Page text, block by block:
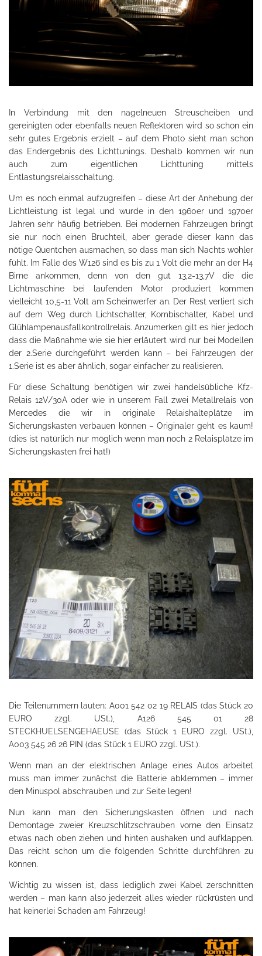
In Verbindung mit den nagelneuen Streuscheiben und
gereinigten oder ebenfalls neuen Reflektoren wird so schon ein
sehr gutes Ergebnis erzielt – auf dem Photo sieht man schon
das Endergebnis des Lichttunings. Deshalb kommen wir nun
auch zum eigentlichen Lichttuning mittels
Entlastungsrelaisschaltung.
Um es noch einmal aufzugreifen – diese Art der Anhebung der
Lichtleistung ist legal und wurde in den 1960er und 1970er
Jahren sehr häufig betrieben. Bei modernen Fahrzeugen bringt
sie nur noch einen Bruchteil, aber gerade dieser kann das
nötige Quentchen ausmachen, so dass man sich Nachts wohler
fühlt. Im Falle des W126 sind es bis zu 1 Volt die mehr an der H4
Birne ankommen, denn von den gut 13,2-13,7V die die
Lichtmaschine bei laufenden Motor produziert kommen
vielleicht 10,5-11 Volt am Scheinwerfer an. Der Rest verliert sich
auf dem Weg durch Lichtschalter, Kombischalter, Kabel und
Glühlampenausfallkontrollrelais. Anzumerken gilt es hier jedoch
dass die Maßnahme wie sie hier erläutert wird nur bei Modellen
der 2.Serie durchgeführt werden kann – bei Fahrzeugen der
1.Serie ist es aber ähnlich, sogar einfacher zu realisieren.
Für diese Schaltung benötigen wir zwei handelsübliche Kfz-
Relais 12V/30A oder wie in unserem Fall zwei Metallrelais von
Mercedes die wir in originale Relaishalteplätze im
Sicherungskasten verbauen können – Originaler geht es kaum!
(dies ist natürlich nur möglich wenn man noch 2 Relaisplätze im
Sicherungskasten frei hat!)
Die Teilenummern lauten: A001 542 02 19 RELAIS (das Stück 20
EURO zzgl. USt.), A126 545 01 28
STECKHUELSENGEHAEUSE (das Stück 1 EURO zzgl. USt.),
A003 545 26 26 PIN (das Stück 1 EURO zzgl. USt.).
Wenn man an der elektrischen Anlage eines Autos arbeitet
muss man immer zunächst die Batterie abklemmen – immer
den Minuspol abschrauben und zur Seite legen!
Nun kann man den Sicherungskasten öffnen und nach
Demontage zweier Kreuzschlitzschrauben vorne den Einsatz
etwas nach oben ziehen und hinten aushaken und aufklappen.
Das reicht schon um die folgenden Schritte durchführen zu
können.
Wichtig zu wissen ist, dass lediglich zwei Kabel zerschnitten
werden – man kann also jederzeit alles wieder rückrüsten und
hat keinerlei Schaden am Fahrzeug!